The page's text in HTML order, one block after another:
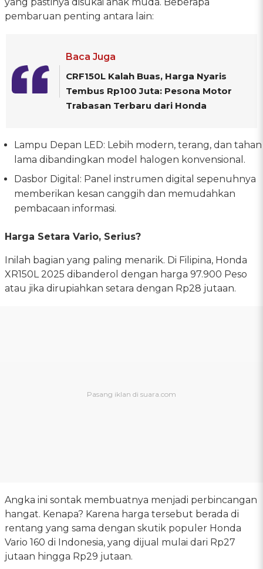
pembaruan penting antara lain:
Baca Juga
CRF150L Kalah Buas, Harga Nyaris
Tembus Rp100 Juta: Pesona Motor
Trabasan Terbaru dari Honda
Lampu Depan LED: Lebih modern, terang, dan tahan
lama dibandingkan model halogen konvensional.
Dasbor Digital: Panel instrumen digital sepenuhnya
memberikan kesan canggih dan memudahkan
pembacaan informasi.
Harga Setara Vario, Serius?
Inilah bagian yang paling menarik. Di Filipina, Honda
XR150L 2025 dibanderol dengan harga 97.900 Peso
atau jika dirupiahkan setara dengan Rp28 jutaan.
Angka ini sontak membuatnya menjadi perbincangan
hangat. Kenapa? Karena harga tersebut berada di
rentang yang sama dengan skutik populer Honda
Vario 160 di Indonesia, yang dijual mulai dari Rp27
jutaan hingga Rp29 jutaan.